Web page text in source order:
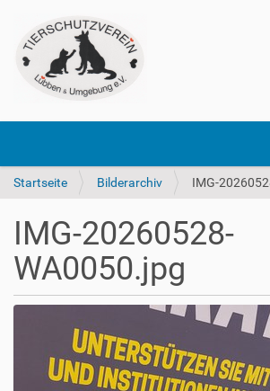
Startseite Bilderarchiv IMG-
IMG-20260528-
WA0050.jpg